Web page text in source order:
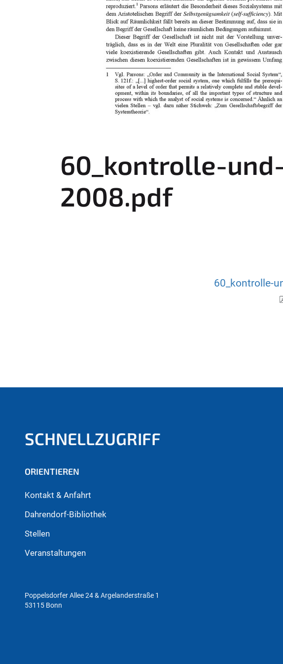
60_kontrolle-
2008.pdf
60_kontrolle-
SCHNELLZUGRIFF
ORIENTIEREN
Kontakt & Anfahrt
Dahrendorf-Bibliothek
Stellen
Veranstaltungen
Poppelsdorfer Allee 24 & Argelanderstraße 1
53115 Bonn